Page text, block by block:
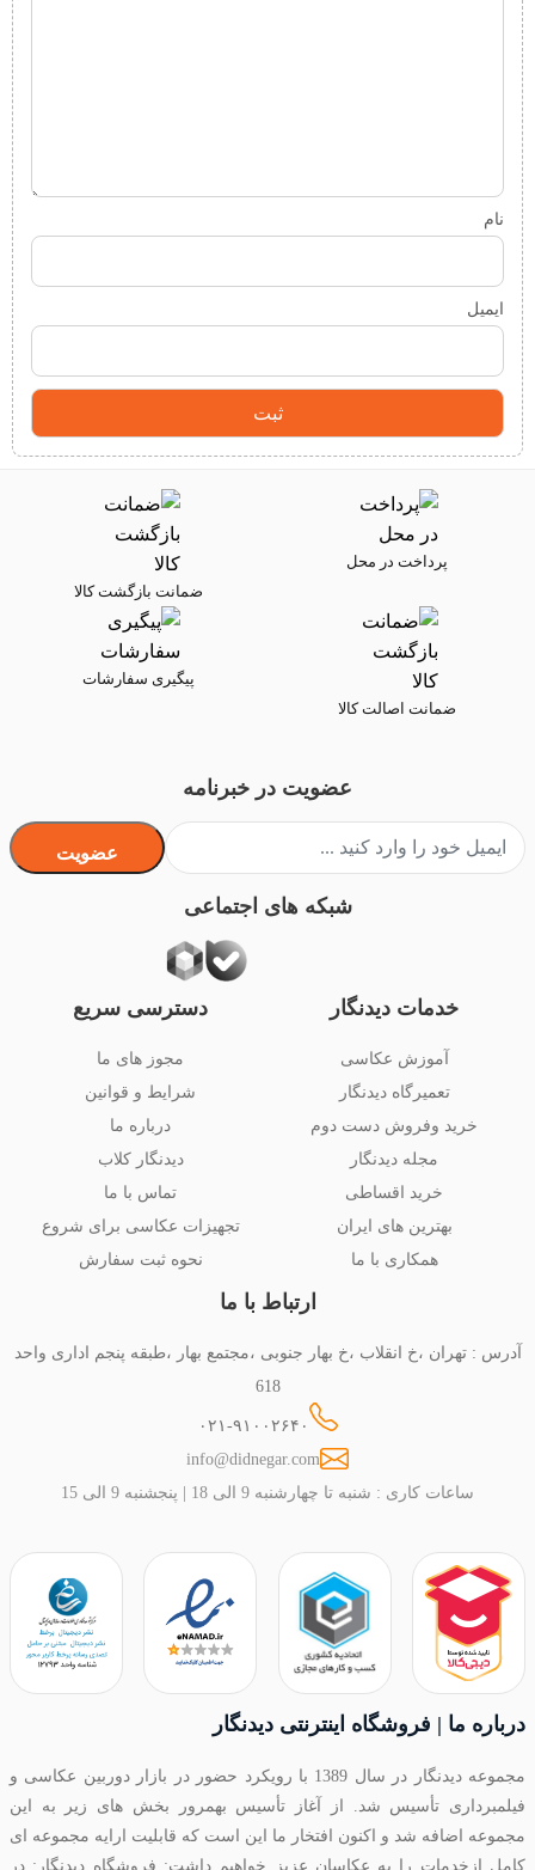
نام
ایمیل
پرداخت در محل
ضمانت بازگشت کالا
ضمانت اصالت کالا
پیگیری سفارشات
خدمات دیدنگار
آموزش عکاسی
تعمیرگاه دیدنگار
خرید وفروش دست دوم
مجله دیدنگار
خرید اقساطی
بهترین های ایران
همکاری با ما
دسترسی سریع
مجوز های ما
شرایط و قوانین
درباره ما
دیدنگار کلاب
تماس با ما
تجهیزات عکاسی برای شروع
نحوه ثبت سفارش
ارتباط با ما
آدرس : تهران ،خ انقلاب ،خ بهار جنوبی ،مجتمع بهار ،طبقه پنجم اداری واحد
618
۰۲۱-۹۱۰۰۲۶۴۰
info@didnegar.com
ساعات کاری : شنبه تا چهارشنبه 9 الی 18 | پنجشنبه 9 الی 15
عضویت در خبرنامه
عضویت
شبکه های اجتماعی
درباره ما | فروشگاه اینترنتی دیدنگار
مجموعه دیدنگار در سال 1389 با رویکرد حضور در بازار دوربین عکاسی و
فیلمبرداری تأسیس شد. از آغاز تأسیس بهمرور بخش های زیر به این
مجموعه اضافه شد و اکنون افتخار ما این است که قابلیت ارایه مجموعه ای
کامل ازخدمات را به عکاسان عزیز خواهیم داشت: فروشگاه دیدنگار: در